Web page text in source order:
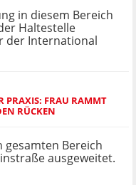
in diesem Bereich
Haltestelle
der International
PRAXIS: FRAU RAMMT
RÜCKEN
gesamten Bereich
ausgeweitet.